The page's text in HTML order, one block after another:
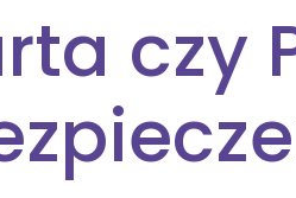
czy